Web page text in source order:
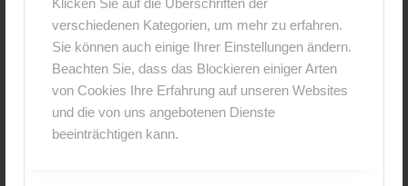
verschiedenen Kategorien, um mehr zu erfahren.
Sie können auch einige Ihrer Einstellungen ändern.
Beachten Sie, dass das Blockieren einiger Arten
von Cookies Ihre Erfahrung auf unseren Websites
und die von uns angebotenen Dienste
beeinträchtigen kann.
KOMMENTARE
Hinterlasse einen Kommentar
An der Diskussion beteiligen?